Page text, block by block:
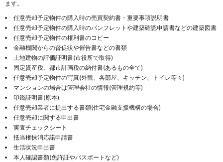
ます。
任意売却予定物件の購入時の売買契約書・重要事項説明書
任意売却予定物件の購入時のパンフレットや建築確認申請書などの建築図書
任意売却予定物件の権利書のコピー
金融機関からの督促状や催告書などの書類
土地建物の評価証明書(市役所で取得)
固定資産税、都市計画税の納付書(あるもの全て)
任意売却予定物件の写真(外観、各部屋、キッチン、トイレ等々)
マンションの場合は管理会社の情報(管理規約等)
印鑑証明書(原本)
任意売却業者に提出する書類(住宅金融支援機構の場合)
任意売却に関する申出書
実査チェックシート
抵当権抹消応諾申請書
生活状況申出書
本人確認書類(免許証やパスポートなど)